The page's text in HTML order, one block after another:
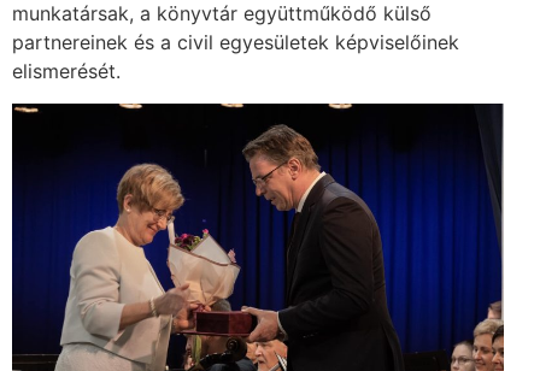
munkatársak, a könyvtár együttműködő külső
partnereinek és a civil egyesületek képviselőinek
elismerését.